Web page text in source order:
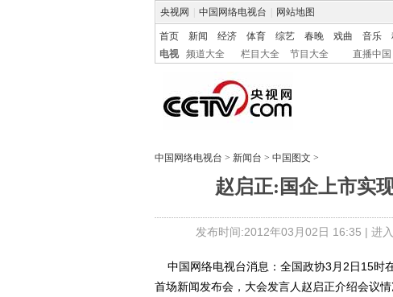
央视网 中国网络电视台 网站地图
首页 新闻 经济 体育 综艺 春晚 戏曲 音乐
电视
频道大全 栏目大全 节目大全 直播中国
中国网络电视台 > 新闻台 > 中国图文 >
赵启正:国企上市实
发布时间:2012年03月02日 16:35 | 进
中国网络电视台消息：全国政协3月2日15时
首场新闻发布会，大会发言人赵启正介绍会议